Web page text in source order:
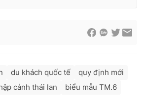
du khách quốc tế
quy định mới
cảnh thái lan
biểu mẫu TM.6